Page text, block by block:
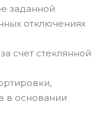
заданной
отключениях
счет стеклянной
в основании